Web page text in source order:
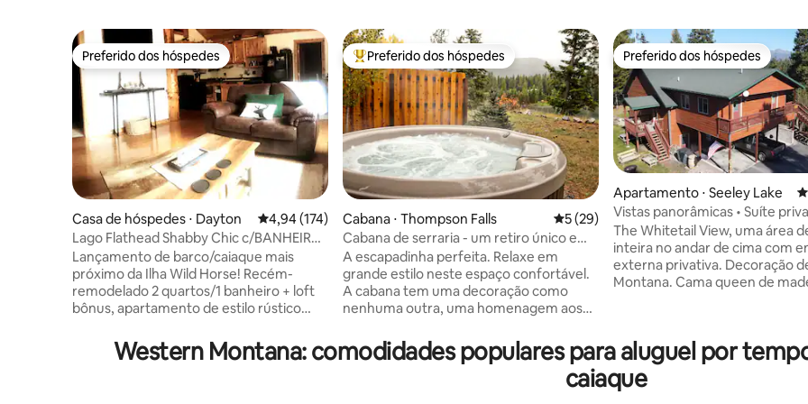
Preferido dos hóspedes
Preferido dos hóspedes
Casa de hóspedes ⋅ Dayton 4,94 de uma avaliação média de 5, 174 avaliações
4,94 (174)
Lago Flathead Shabby Chic c/BANHEIRA
DE HIDROMASSAGEM!
Lançamento de barco/caiaque mais
próximo da Ilha Wild Horse! Recém-
remodelado 2 quartos/1 banheiro + loft
bônus, apartamento de estilo rústico
personalizadas com cozinha totalmente
equipada, sala de estar/jantar aberta,
Entre os melhores preferidos dos hóspedes
Preferido dos hóspedes
Cabana ⋅ Thompson Falls 5 de uma avaliação média de 5, 29
5 (29)
Cabana de serraria - um retiro único e
aconchegante
A escapadinha perfeita. Relaxe em
grande estilo neste espaço confortável.
A cabana tem uma decoração como
nenhuma outra, uma homenagem aos
que fizeram desta cidade o que ela é.
Mergulhe na banheira de
hidromassagem ou aproveite a lareira
Preferido dos hóspedes
Preferido dos hóspedes
Apartamento ⋅ Seeley Lake
Vistas panorâmicas • Suíte
vista para a montanha
The Whitetail View, uma área
inteira no andar de cima com
externa privativa. Decoração
Montana. Cama queen de
Quintal: 2 mesas de
bancos. Muitas vagas de
com opções de reboque.
Western Montana: comodidades populares para aluguel por
caiaque